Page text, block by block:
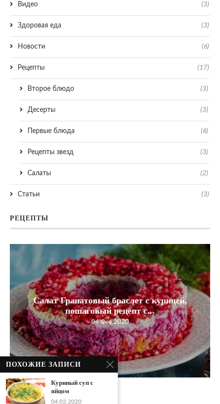
Видео (3)
Здоровая еда (3)
Новости (6)
Рецепты (17)
Второе блюдо (3)
Десерты (3)
Первые блюда (6)
Рецепты звезд (3)
Салаты (2)
Статьи (3)
РЕЦЕПТЫ
Салат Гранатовый браслет с курицей,
пошаговый рецепт с...
04.Фев.2020
ПОХОЖИЕ ЗАПИСИ
Куриный суп с
яйцом
04.02.2020